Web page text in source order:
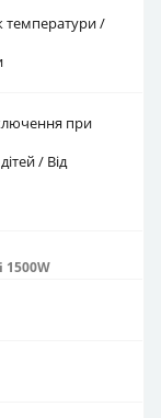
температури /
при
/ Від
1500W